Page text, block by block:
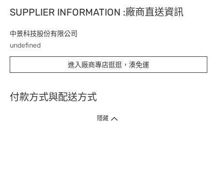
SUPPLIER INFORMATION :廠商直送資訊
中景科技股份有限公司
undefined
進入廠商專店逛逛，湊免運
付款方式與配送方式
隱藏